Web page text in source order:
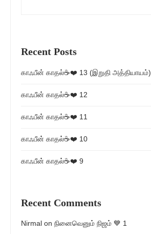
Recent Posts
காஃபீன் காதல்☕❤️ 13 (இறுதி அத்தியாயம்)
காஃபீன் காதல்☕❤️ 12
காஃபீன் காதல்☕❤️ 11
காஃபீன் காதல்☕❤️ 10
காஃபீன் காதல்☕❤️ 9
Recent Comments
Nirmal on நினைவெனும் நிஜம் 💙 1